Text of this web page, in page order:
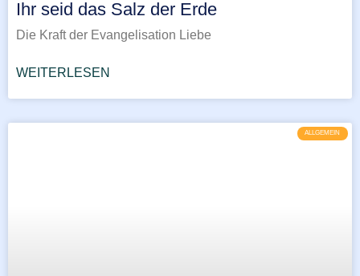
Ihr seid das Salz der Erde
Die Kraft der Evangelisation Liebe
WEITERLESEN
ALLGEMEIN